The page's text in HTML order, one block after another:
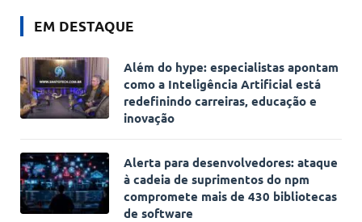
EM DESTAQUE
Além do hype: especialistas apontam
como a Inteligência Artificial está
redefinindo carreiras, educação e
inovação
Alerta para desenvolvedores: ataque
à cadeia de suprimentos do npm
compromete mais de 430 bibliotecas
de software